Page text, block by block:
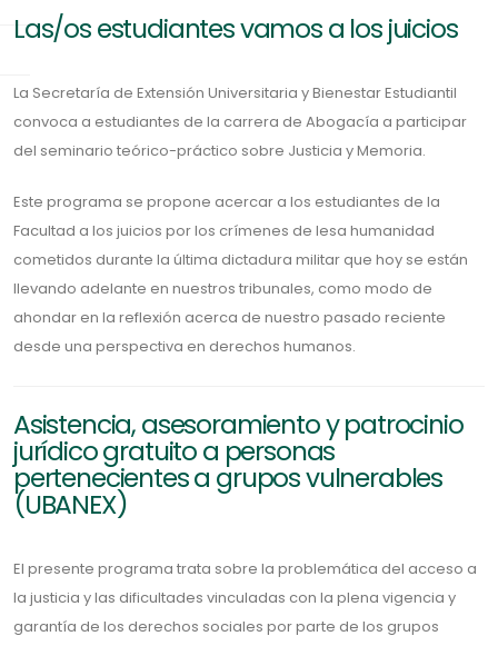
Las/os estudiantes vamos a los juicios
La Secretaría de Extensión Universitaria y Bienestar Estudiantil
convoca a estudiantes de la carrera de Abogacía a participar
del seminario teórico-práctico sobre Justicia y Memoria.
Este programa se propone acercar a los estudiantes de la
Facultad a los juicios por los crímenes de lesa humanidad
cometidos durante la última dictadura militar que hoy se están
llevando adelante en nuestros tribunales, como modo de
ahondar en la reflexión acerca de nuestro pasado reciente
desde una perspectiva en derechos humanos.
Asistencia, asesoramiento y patrocinio
jurídico gratuito a personas
pertenecientes a grupos vulnerables
(UBANEX)
El presente programa trata sobre la problemática del acceso a
la justicia y las dificultades vinculadas con la plena vigencia y
garantía de los derechos sociales por parte de los grupos